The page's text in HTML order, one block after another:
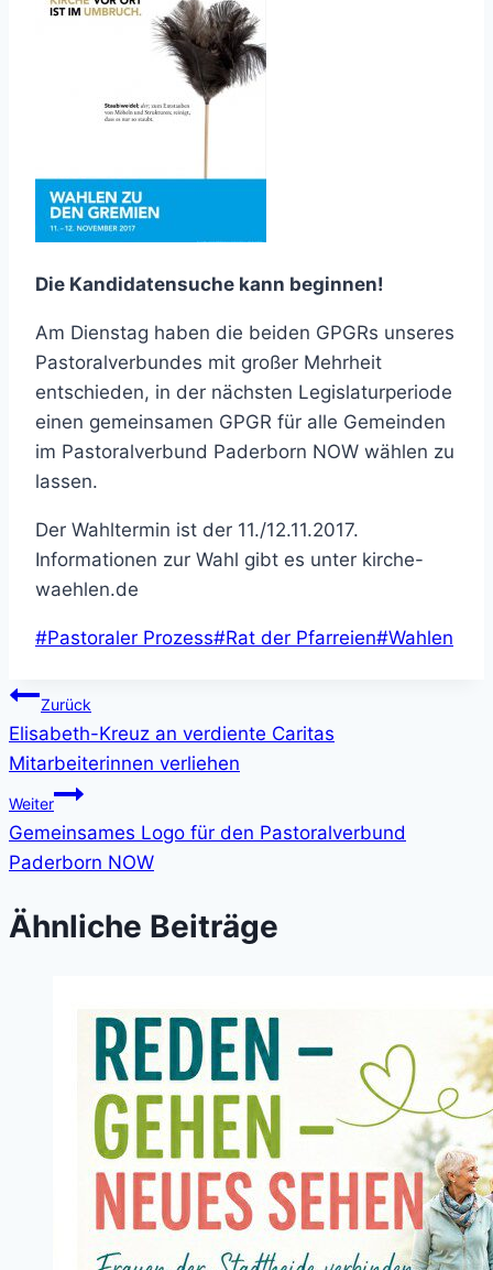
Die Kandidatensuche kann beginnen!
Am Dienstag haben die beiden GPGRs unseres
Pastoralverbundes mit großer Mehrheit
entschieden, in der nächsten Legislaturperiode
einen gemeinsamen GPGR für alle Gemeinden
im Pastoralverbund Paderborn NOW wählen zu
lassen.
Der Wahltermin ist der 11./12.11.2017.
Informationen zur Wahl gibt es unter kirche-
waehlen.de
Schlagworte:
#Pastoraler Prozess#Rat der Pfarreien#Wahlen
Beitragsnavigation
Zurück
Elisabeth-Kreuz an verdiente Caritas
Mitarbeiterinnen verliehen
Weiter
Gemeinsames Logo für den Pastoralverbund
Paderborn NOW
Ähnliche Beiträge